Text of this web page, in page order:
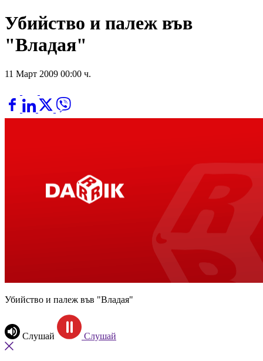
Убийство и палеж във
"Владая"
11 Март 2009 00:00 ч.
Убийство и палеж във "Владая"
Слушай Слушай